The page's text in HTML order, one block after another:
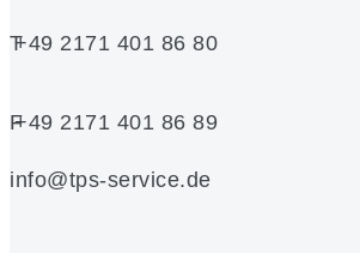
T+49 2171 401 86 80
F+49 2171 401 86 89
info@tps-service.de